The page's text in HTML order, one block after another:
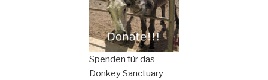
Spenden für das
Donkey Sanctuary